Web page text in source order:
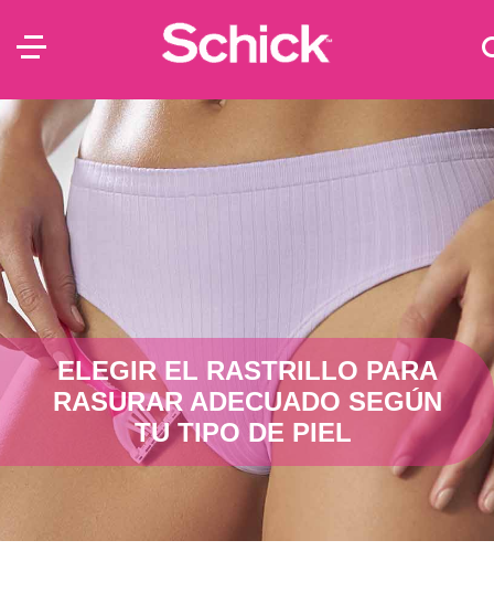
ELEGIR EL RASTRILLO PARA
RASURAR ADECUADO SEGÚN
TU TIPO DE PIEL